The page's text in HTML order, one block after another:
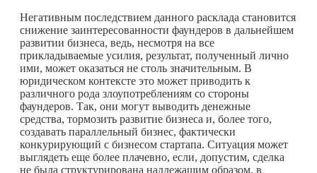
Негативным последствием данного расклада становится
снижение заинтересованности фаундеров в дальнейшем
развитии бизнеса, ведь, несмотря на все
прикладываемые усилия, результат, полученный лично
ими, может оказаться не столь значительным. В
юридическом контексте это может приводить к
различного рода злоупотреблениям со стороны
фаундеров. Так, они могут выводить денежные
средства, тормозить развитие бизнеса и, более того,
создавать параллельный бизнес, фактически
конкурирующий с бизнесом стартапа. Ситуация может
выглядеть еще более плачевно, если, допустим, сделка
не была структурирована надлежащим образом, в